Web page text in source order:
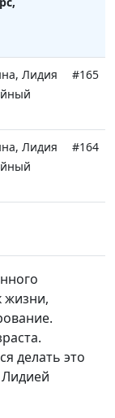
Лидия
#165
Лидия
#164
Лидия
Лидия
#161
жизни,
делать это